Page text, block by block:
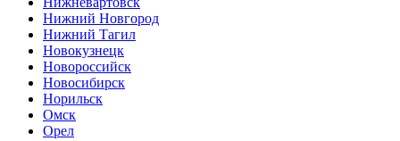
Нижний Новгород
Нижний Тагил
Новокузнецк
Новороссийск
Новосибирск
Норильск
Омск
Орел